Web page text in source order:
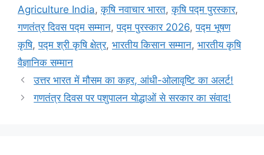
Agriculture India,कृषि नवाचार भारत,कृषि पद्म पुरस्कार,
गणतंत्र दिवस पद्म सम्मान,पद्म पुरस्कार 2026,पद्म भूषण
कृषि,पद्म श्री कृषि क्षेत्र, भारतीय किसान सम्मान, भारतीय कृषि
वैज्ञानिक सम्मान
उत्तर भारत में मौसम का कहर, आंधी-ओलावृष्टि का अलर्ट!
गणतंत्र दिवस पर पशुपालन योद्धाओं से सरकार का संवाद!